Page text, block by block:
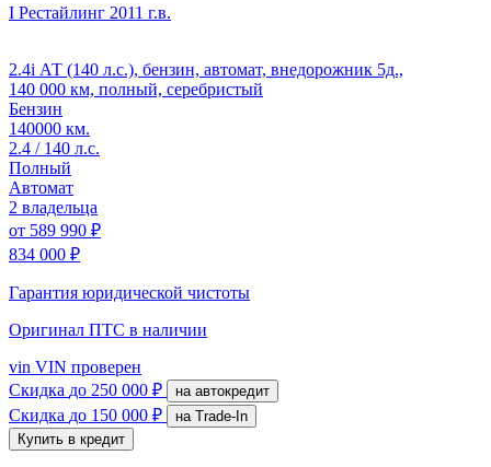
I Рестайлинг 2011 г.в.
2.4i АТ (140 л.с.), бензин, автомат, внедорожник 5д.,
140 000 км, полный, серебристый
Бензин
140000 км.
2.4 / 140 л.с.
Полный
Автомат
2 владельца
от 589 990 ₽
834 000 ₽
Гарантия юридической чистоты
Оригинал ПТС в наличии
vin VIN проверен
Скидка до 250 000 ₽ на автокредит
Скидка до 150 000 ₽
на Trade-In
Купить в кредит